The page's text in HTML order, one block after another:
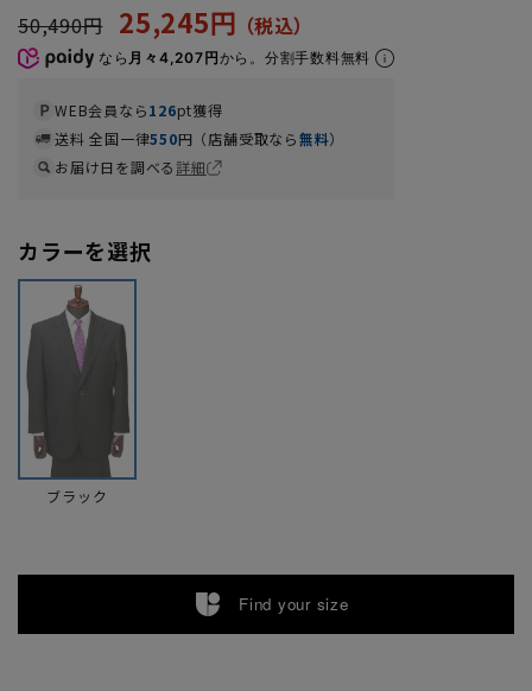
50,490円
25,245円
なら 月々4,207円から。分割手数料無料
WEB会員なら126pt獲得
送料 全国一律550円（店舗受取なら無料）
お届け日を調べる詳細
カラーを選択
ブラック
Find your size